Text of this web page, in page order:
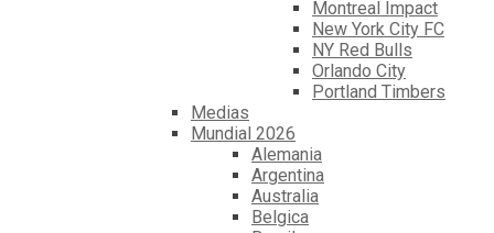
Montreal Impact
New York City FC
NY Red Bulls
Orlando City
Portland Timbers
Medias
Mundial 2026
Alemania
Argentina
Australia
Belgica